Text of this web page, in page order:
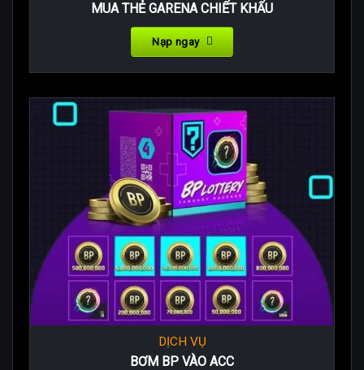
MUA THẺ GARENA CHIẾT KHẤU
Nạp ngay
DỊCH VỤ
BƠM BP VÀO ACC